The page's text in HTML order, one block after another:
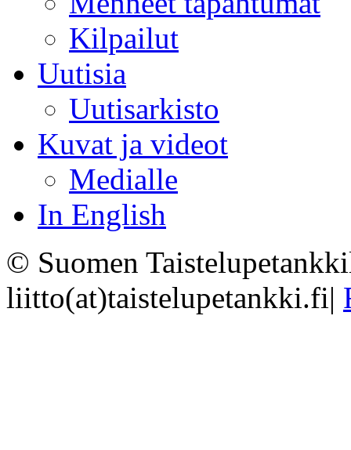
Kilpailut
Uutisia
Uutisarkisto
Kuvat ja videot
Medialle
In English
© Suomen
liitto(at)taistelupetankki.fi|